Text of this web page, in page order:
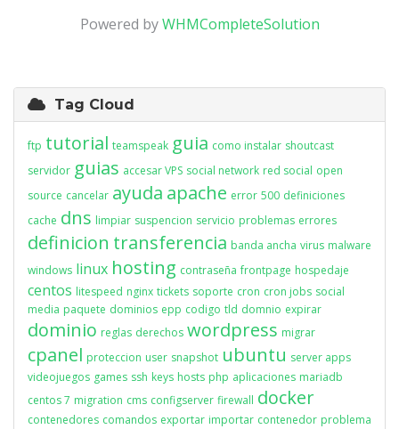
Powered byWHMCompleteSolution
Tag Cloud
ftp tutorial teamspeak guia como instalar shoutcast
servidor guias accesar VPS social network red social open
source cancelar ayuda apache error 500 definiciones
cache dns limpiar suspencion servicio problemas errores
definicion transferencia banda ancha virus malware
windows linux hosting contraseña frontpage hospedaje
centos litespeed nginx tickets soporte cron cron jobs social
media paquete dominios epp codigo tld domnio expirar
dominio reglas derechos wordpress migrar
cpanel proteccion user snapshot ubuntu server apps
videojuegos games ssh keys hosts php aplicaciones mariadb
centos 7 migration cms configserver firewall docker
contenedores comandos exportar importar contenedor problema